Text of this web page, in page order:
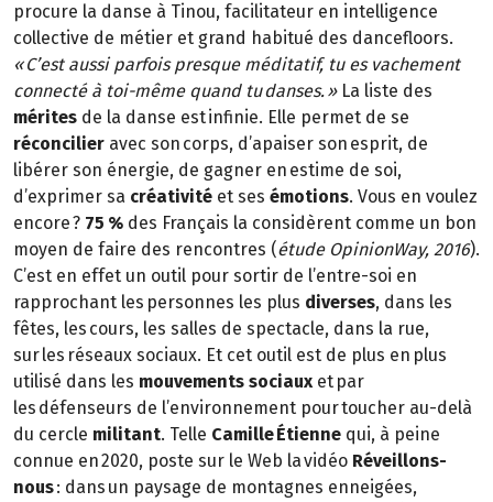
procure la danse à Tinou, facilitateur en intelligence
collective de métier et grand habitué des dancefloors.
« C’est aussi parfois presque méditatif, tu es vachement
connecté à toi-même quand tu danses. »La liste des
mérites de la danse est infinie. Elle permet de se
réconcilier avec son corps, d’apaiser son esprit, de
libérer son énergie, de gagner en estime de soi,
d’exprimer sa créativité et ses émotions. Vous en voulez
encore ? 75 % des Français la considèrent comme un bon
moyen de faire des rencontres (étude OpinionWay, 2016).
C’est en effet un outil pour sortir de l’entre-soi en
rapprochant les personnes les plus diverses, dans les
fêtes, les cours, les salles de spectacle, dans la rue,
sur les réseaux sociaux. Et cet outil est de plus en plus
utilisé dans les mouvements sociaux et par
les défenseurs de l’environnement pour toucher au-delà
du cercle militant. Telle Camille Étienne qui, à peine
connue en 2020, poste sur le Web la vidéo Réveillons-
nous: dans un paysage de montagnes enneigées,